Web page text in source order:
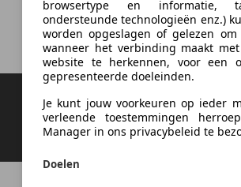
browsertype en informatie,
ondersteunde technologieën enz.)
worden opgeslagen of gelezen
wanneer het verbinding maakt
website te herkennen, voor een
gepresenteerde doeleinden.
Je kunt jouw voorkeuren op ieder
verleende toestemmingen
Manager in ons privacybeleid te
Doelen